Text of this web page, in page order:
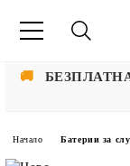
🚚
Начало Батерии за